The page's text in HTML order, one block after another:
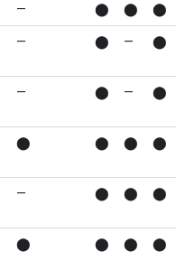
— ⬤ ⬤ ⬤
— ⬤ — ⬤
— ⬤ — ⬤
⬤ ⬤ ⬤ ⬤
— ⬤ ⬤ ⬤
⬤ ⬤ ⬤ ⬤